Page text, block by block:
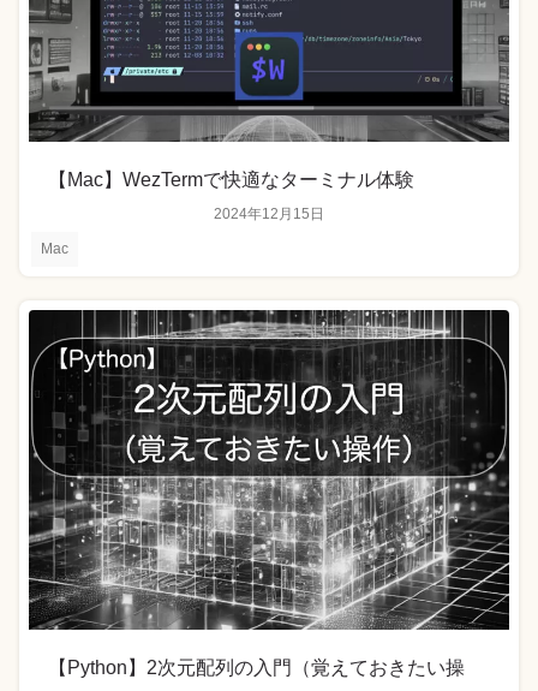
Mac
2024年12月15日
【Mac】WezTermで快適なターミナル体験
【Python】2次元配列の入門（覚えておきたい操